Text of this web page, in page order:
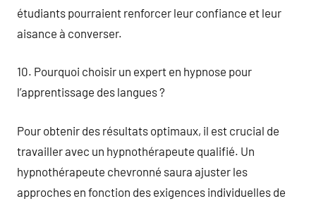
étudiants pourraient renforcer leur confiance et leur
aisance à converser.
10. Pourquoi choisir un expert en hypnose pour
l’apprentissage des langues ?
Pour obtenir des résultats optimaux, il est crucial de
travailler avec un hypnothérapeute qualifié. Un
hypnothérapeute chevronné saura ajuster les
approches en fonction des exigences individuelles de